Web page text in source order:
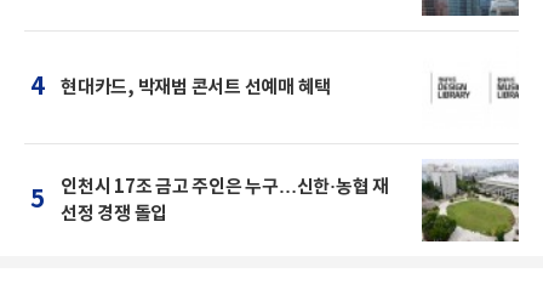
4 현대카드, 박재범 콘서트 선예매 혜택
5
인천시 17조 금고 주인은 누구…신한·농협 재
선정 경쟁 돌입